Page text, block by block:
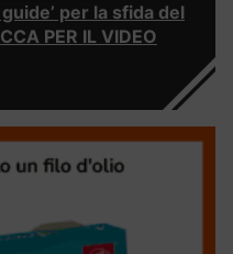
per la sfida del
PER IL VIDEO